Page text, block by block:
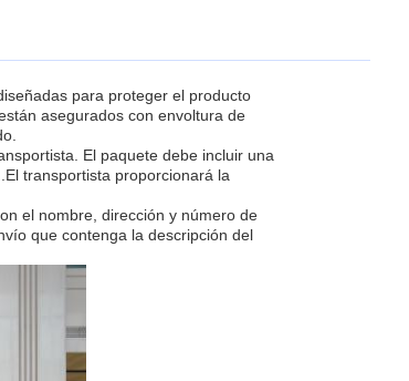
para proteger el producto
asegurados con envoltura de
El paquete debe incluir una
transportista proporcionará la
el nombre, dirección y número de
que contenga la descripción del